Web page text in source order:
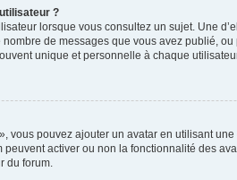
?
lorsque vous consultez un sujet. Une
de messages que vous avez publié,
unique et personnelle à chaque
vous pouvez ajouter un avatar en utilisant
activer ou non la fonctionnalité des
du forum.